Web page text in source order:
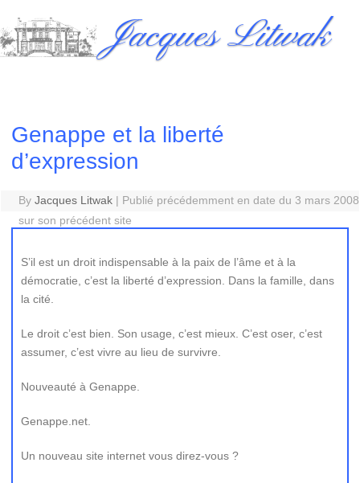
to
content
Jacques Litwak
Genappe et la liberté
d’expression
By Jacques Litwak | Publié précédemment en date du 3 mars 2008
sur son précédent site
S’il est un droit indispensable à la paix de l’âme et à la
démocratie, c’est la liberté d’expression. Dans la famille, dans
la cité.
Le droit c’est bien. Son usage, c’est mieux. C’est oser, c’est
assumer, c’est vivre au lieu de survivre.
Nouveauté à Genappe.
Genappe.net.
Un nouveau site internet vous direz-vous ?